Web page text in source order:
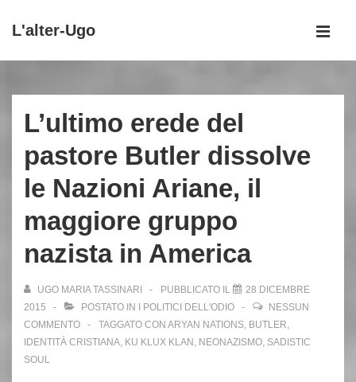
Vai
principale
L'alter-Ugo
principale
L’ultimo erede del
pastore Butler dissolve
le Nazioni Ariane, il
maggiore gruppo
nazista in America
UGO MARIA TASSINARI PUBBLICATO IL
28 DICEMBRE
2015
POSTATO IN I POLITICI DELL'ODIO
NESSUN
COMMENTO
TAGGATO CON ARYAN NATIONS, BUTLER,
IDENTITÀ CRISTIANA, KU KLUX KLAN , NEONAZISMO, SADISTIC
SOUL